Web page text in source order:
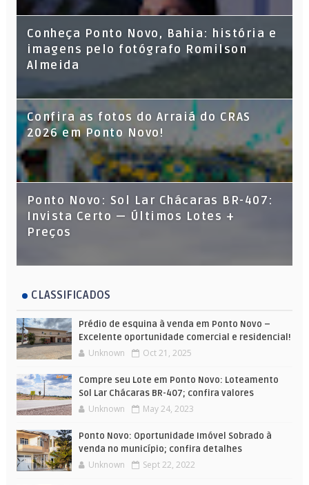
Conheça Ponto Novo, Bahia: história e
imagens pelo fotógrafo Romilson
Almeida
Confira as fotos do Arraiá do CRAS
2026 em Ponto Novo!
Ponto Novo: Sol Lar Chácaras BR-407:
Invista Certo — Últimos Lotes +
Preços
CLASSIFICADOS
Prédio de esquina à venda em Ponto Novo –
Excelente oportunidade comercial e residencial!
Unknown Oct 21, 2025
Compre seu Lote em Ponto Novo: Loteamento
Sol Lar Chácaras BR-407; confira valores
Unknown May 24, 2023
Ponto Novo: Oportunidade Imóvel Sobrado à
venda no município; confira detalhes
Unknown Sept 22, 2022